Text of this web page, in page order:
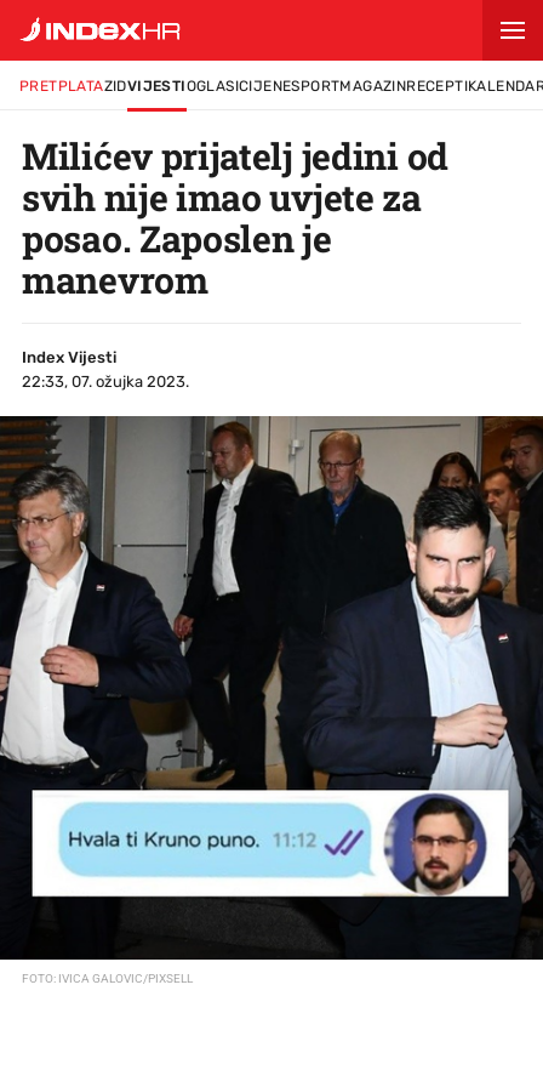
PRETPLATAZIDVIJESTIOGLASICIJENESPORTMAGAZINRECEPTI
Milićev prijatelj jedini od
svih nije imao uvjete za
posao. Zaposlen je
manevrom
Index Vijesti
22:33, 07. ožujka 2023.
FOTO: IVICA GALOVIC/PIXSELL